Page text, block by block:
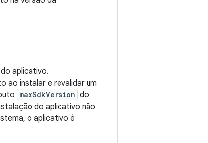
aplicativo.
ao instalar e revalidar um
maxSdkVersion do
do aplicativo não
o aplicativo é